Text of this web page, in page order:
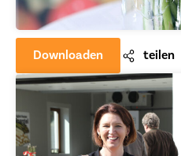
Downloaden teilen